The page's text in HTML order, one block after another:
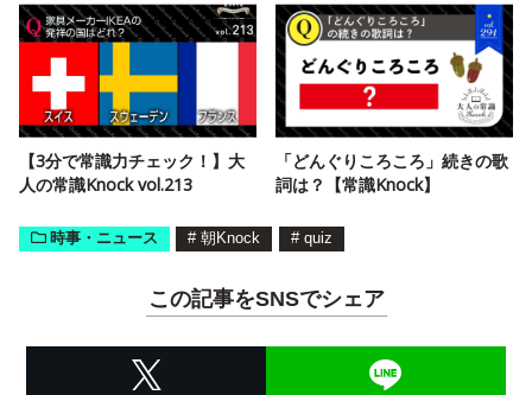
【3分で常識力チェック！】大
人の常識Knock vol.213
「どんぐりころころ」続きの歌
詞は？【常識Knock】
時事・ニュース # 朝Knock # quiz
この記事をSNSでシェア